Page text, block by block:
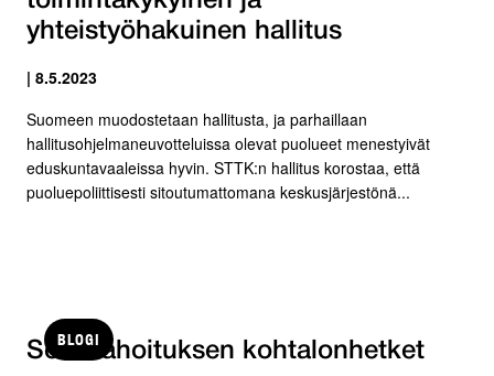
yhteistyöhakuinen hallitus
| 8.5.2023
Suomeen muodostetaan hallitusta, ja parhaillaan
hallitusohjelmaneuvotteluissa olevat puolueet menestyivät
eduskuntavaaleissa hyvin. STTK:n hallitus korostaa, että
puoluepoliittisesti sitoutumattomana keskusjärjestönä...
BLOGI
Sote-rahoituksen kohtalonhetket